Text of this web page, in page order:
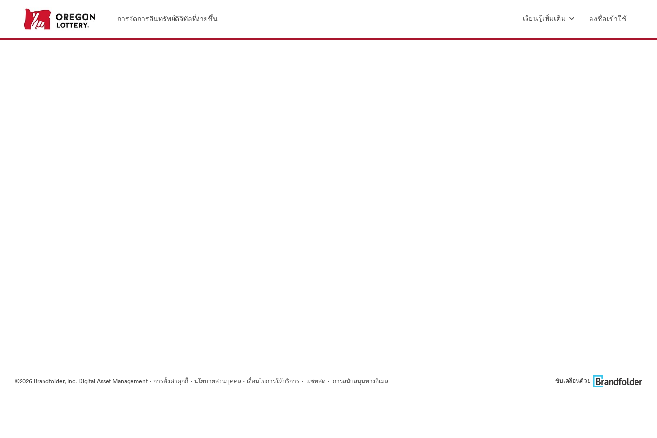
การจัดการสินทรัพย์ดิจิทัลที่ง่ายขึ้น เรียนรู้เพิ่มเติม ลงชื่อเข้าใช้
©2026 Brandfolder, Inc. Digital Asset Management · การตั้งค่าคุกกี้· นโยบายส่วนบุคคล · เงื่อนไขการให้บริการ · แชทสด · การสนับสนุนทางอีเมล ขับเคลื่อนด้วย